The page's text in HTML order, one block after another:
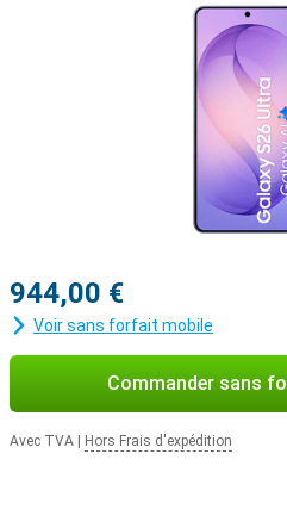
Watch 8 ou la Samsung Galaxy
de vos données de santé et de
associer votre nouvel appareil au
Samsung Galaxy Buds 4 Pro. Ainsi,
recevrez un appel et vous pourrez
944,00 €
Voir sans forfait mobile
Commander sans
Avec TVA Hors Frais d'expédition